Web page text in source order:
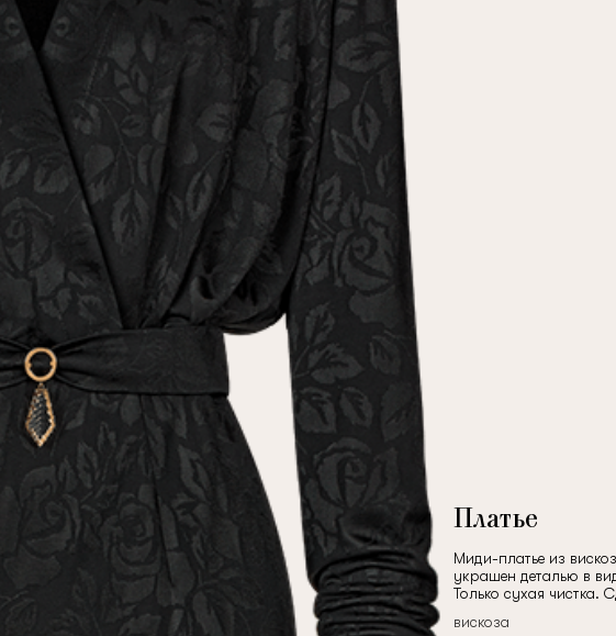
условиями
политики конфиденциальности
Платье
Миди-платье из
украшен деталью в
Только сухая чистка.
вискоза